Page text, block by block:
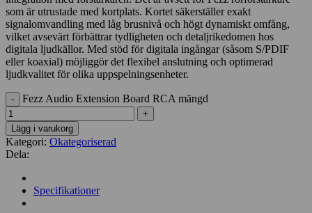
som är utrustade med kortplats. Kortet säkerställer exakt
signalomvandling med låg brusnivå och högt dynamiskt omfång,
vilket avsevärt förbättrar tydligheten och detaljrikedomen hos
digitala ljudkällor. Med stöd för digitala ingångar (såsom S/PDIF
eller koaxial) möjliggör det flexibel anslutning och optimerad
ljudkvalitet för olika uppspelningsenheter.
Fezz Audio Extension Board RCA mängd
Lägg i varukorg
Kategori: Okategoriserad
Dela:
Specifikationer